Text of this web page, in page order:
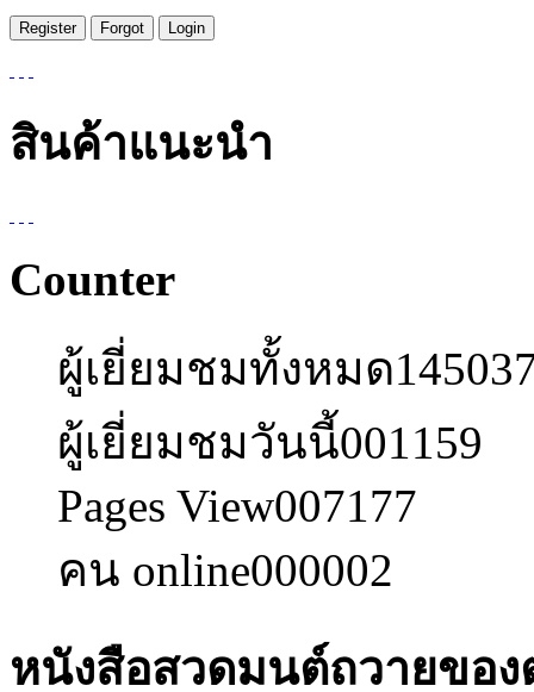
สินค้าแนะนำ
Counter
ผู้เยี่ยมชมทั้งหมด
ผู้เยี่ยมชมวันนี้001159
Pages View007177
คน online000002
หนังสือสวดมนต์ถวายของ